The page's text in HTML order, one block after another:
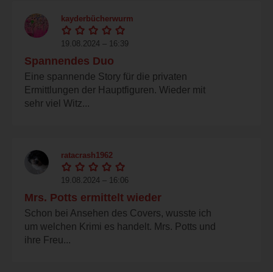
kayderbücherwurm
19.08.2024 – 16:39
Spannendes Duo
Eine spannende Story für die privaten
Ermittlungen der Hauptfiguren. Wieder mit
sehr viel Witz...
ratacrash1962
19.08.2024 – 16:06
Mrs. Potts ermittelt wieder
Schon bei Ansehen des Covers, wusste ich
um welchen Krimi es handelt. Mrs. Potts und
ihre Freu...